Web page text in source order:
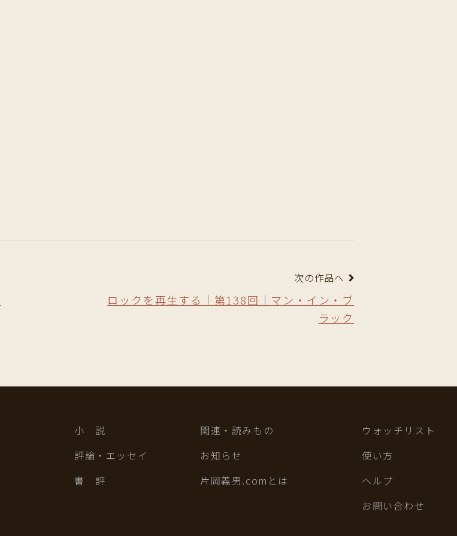
次の作品へ
ロックを再生する｜第138回｜マン・イン・ブ
ラック
小 説
評論・エッセイ
書 評
関連・読みもの
お知らせ
片岡義男.comとは
ウォッチリスト
使い方
ヘルプ
お問い合わせ